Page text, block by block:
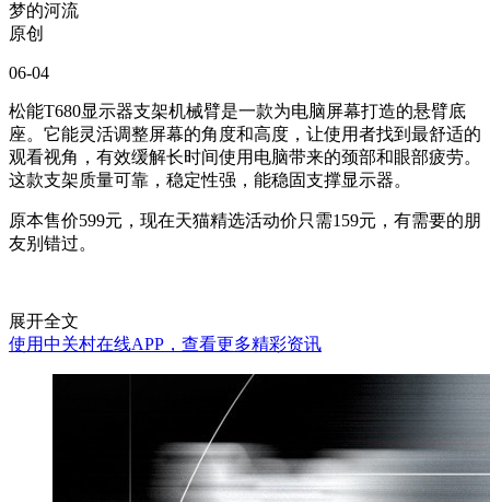
梦的河流
原创
06-04
松能T680显示器支架机械臂是一款为电脑屏幕打造的悬臂底
座。它能灵活调整屏幕的角度和高度，让使用者找到最舒适的
观看视角，有效缓解长时间使用电脑带来的颈部和眼部疲劳。
这款支架质量可靠，稳定性强，能稳固支撑显示器。
原本售价599元，现在天猫精选活动价只需159元，有需要的朋
友别错过。
展开全文
使用中关村在线APP，查看更多精彩资讯